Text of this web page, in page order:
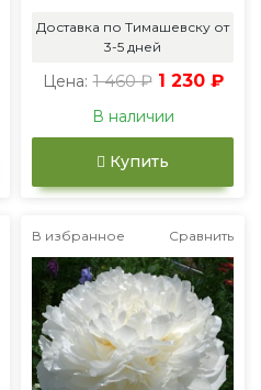
Доставка по Тимашевску от
3-5 дней
Цена: 1 460 ₽ 1 230 ₽
В наличии
Купить
В избранное Сравнить